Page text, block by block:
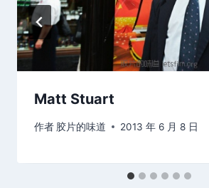
Matt Stuart
作者 胶片的味道 2013 年 6 月 8 日